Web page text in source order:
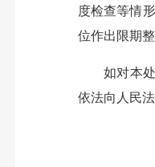
度检查等情
位作出限期
如对本处理
依法向人民